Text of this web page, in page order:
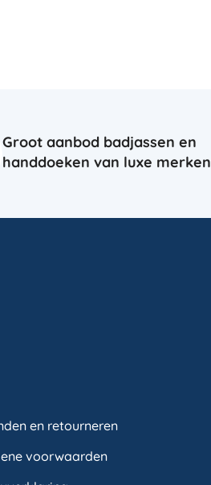
Groot aanbod badjassen en
handdoeken van luxe merken
en retourneren
voorwaarden